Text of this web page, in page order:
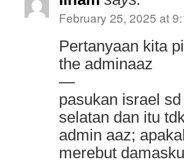
February 25, 2025 at
Pertanyaan kita
the adminaaz
—
pasukan israel
selatan dan itu
admin aaz;
merebut